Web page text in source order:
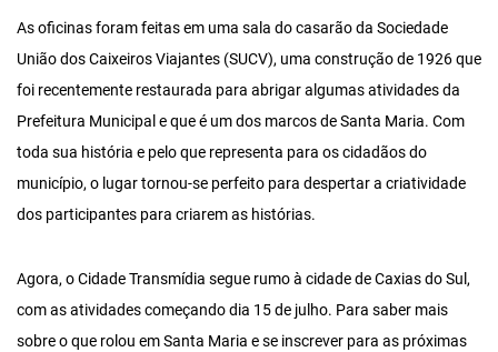
As oficinas foram feitas em uma sala do casarão da Sociedade
União dos Caixeiros Viajantes (SUCV), uma construção de 1926 que
foi recentemente restaurada para abrigar algumas atividades da
Prefeitura Municipal e que é um dos marcos de Santa Maria. Com
toda sua história e pelo que representa para os cidadãos do
município, o lugar tornou-se perfeito para despertar a criatividade
dos participantes para criarem as histórias.
Agora, o Cidade Transmídia segue rumo à cidade de Caxias do Sul,
com as atividades começando dia 15 de julho. Para saber mais
sobre o que rolou em Santa Maria e se inscrever para as próximas